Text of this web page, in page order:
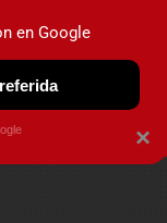
×
en Google